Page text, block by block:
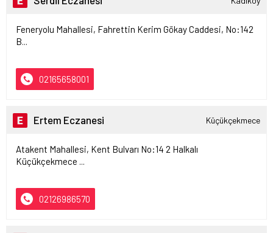
Feneryolu Mahallesi, Fahrettin Kerim Gökay Caddesi, No:142
B...
02165658001
Ertem Eczanesi Küçükçekmece
Atakent Mahallesi, Kent Bulvarı No:14 2 Halkalı
Küçükçekmece ...
02126986570